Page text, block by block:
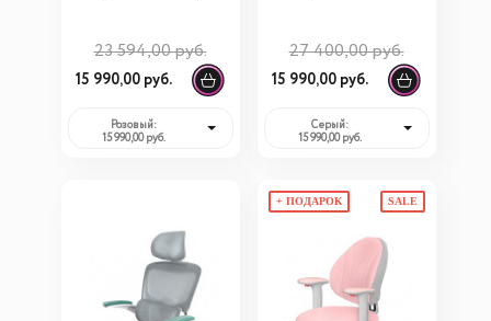
23 594,00 руб.
15 990,00 руб.
Розовый:
15 990,00 руб.
27 400,00 руб.
15 990,00 руб.
Серый:
15 990,00 руб.
SALE
+ ПОДАРОК